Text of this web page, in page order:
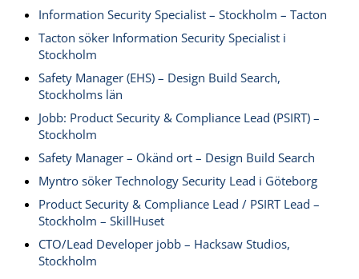
Information Security Specialist – Stockholm – Tacton
Tacton söker Information Security Specialist i
Stockholm
Safety Manager (EHS) – Design Build Search,
Stockholms län
Jobb: Product Security & Compliance Lead (PSIRT) –
Stockholm
Safety Manager – Okänd ort – Design Build Search
Myntro söker Technology Security Lead i Göteborg
Product Security & Compliance Lead / PSIRT Lead –
Stockholm – SkillHuset
CTO/Lead Developer jobb – Hacksaw Studios,
Stockholm